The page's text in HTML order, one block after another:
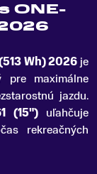
ONE-
(513 Wh) 2026 je
pre maximálne
jazdu.
(15") uľahčuje
rekreačných